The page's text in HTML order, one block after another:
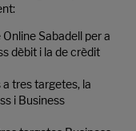
Sabadell per a
dèbit i la de crèdit
tres targetes, la
i Business